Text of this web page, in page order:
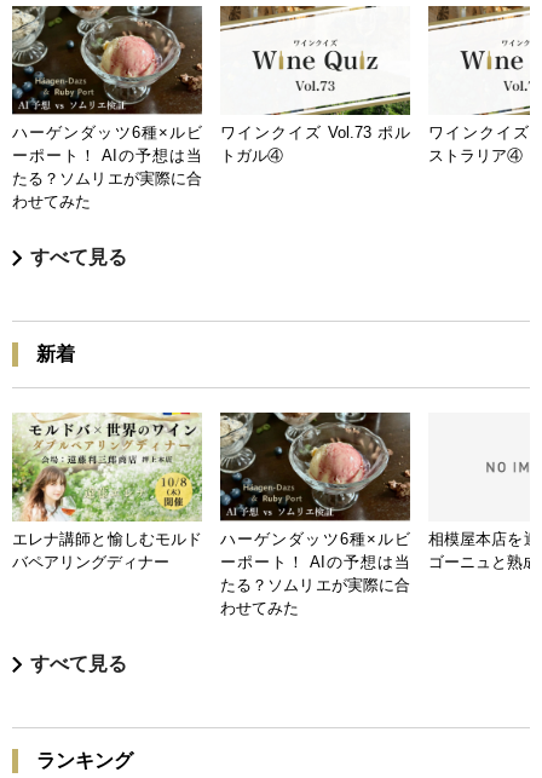
ハーゲンダッツ6種×ルビ
ーポート！ AIの予想は当
たる？ソムリエが実際に合
わせてみた
ワインクイズ Vol.73 ポル
トガル④
ワインクイズ
ストラリア④
すべて見る
新着
エレナ講師と愉しむモルド
バペアリングディナー
ハーゲンダッツ6種×ルビ
ーポート！ AIの予想は当
たる？ソムリエが実際に合
わせてみた
相模屋本店を
ゴーニュと熟
すべて見る
ランキング